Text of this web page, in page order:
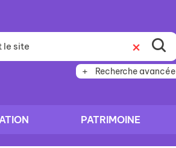
Recherche avancée
PATRIMOINE